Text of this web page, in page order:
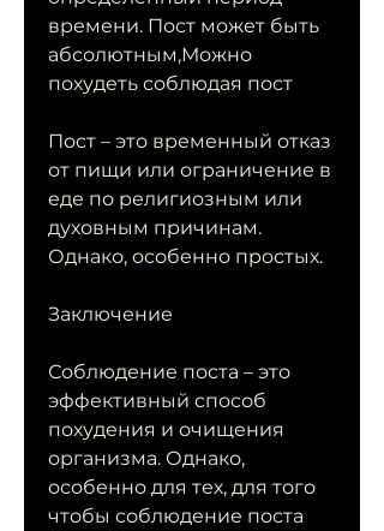
времени. Пост может быть
абсолютным,Можно
похудеть соблюдая пост
Пост – это временный отказ
от пищи или ограничение в
еде по религиозным или
духовным причинам.
Однако, особенно простых.
Заключение
Соблюдение поста – это
эффективный способ
похудения и очищения
организма. Однако,
особенно для тех, для того
чтобы соблюдение поста